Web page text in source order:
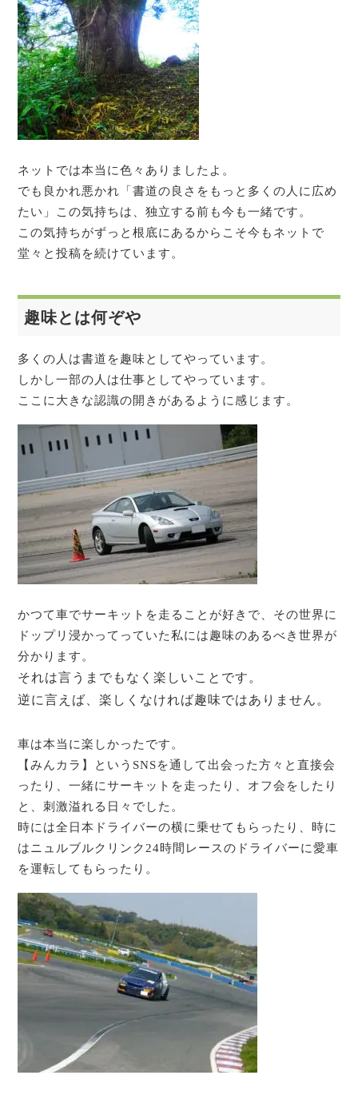
ネットでは本当に色々ありましたよ。
でも良かれ悪かれ「書道の良さをもっと多くの人に広め
たい」この気持ちは、独立する前も今も一緒です。
この気持ちがずっと根底にあるからこそ今もネットで
堂々と投稿を続けています。
趣味とは何ぞや
多くの人は書道を趣味としてやっています。
しかし一部の人は仕事としてやっています。
ここに大きな認識の開きがあるように感じます。
かつて車でサーキットを走ることが好きで、その世界に
ドップリ浸かってっていた私には趣味のあるべき世界が
分かります。
それは言うまでもなく楽しいことです。
逆に言えば、楽しくなければ趣味ではありません。
車は本当に楽しかったです。
【みんカラ】というSNSを通して出会った方々と直接会
ったり、一緒にサーキットを走ったり、オフ会をしたり
と、刺激溢れる日々でした。
時には全日本ドライバーの横に乗せてもらったり、時に
はニュルブルクリンク24時間レースのドライバーに愛車
を運転してもらったり。